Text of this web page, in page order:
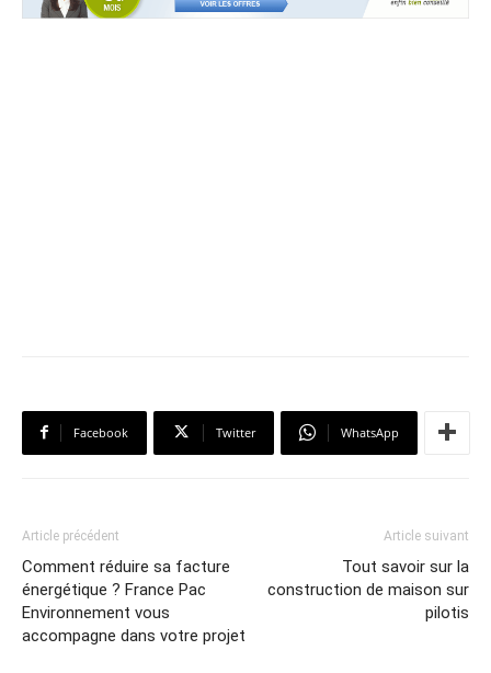
Facebook Twitter WhatsApp
Article précédent
Comment réduire sa facture
énergétique ? France Pac
Environnement vous
accompagne dans votre projet
Article suivant
Tout savoir sur la
construction de maison sur
pilotis